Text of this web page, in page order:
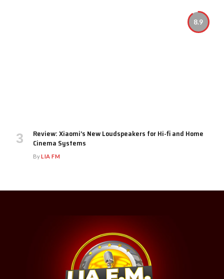
8.9
Review: Xiaomi’s New Loudspeakers for Hi-fi and Home
Cinema Systems
ByLIA FM